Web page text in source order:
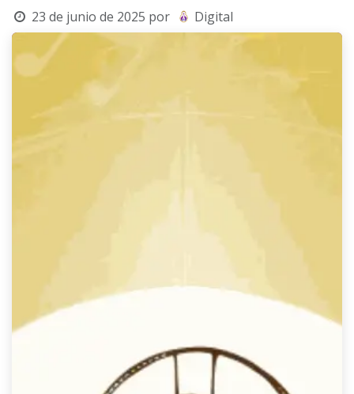
23 de junio de 2025 por Digital